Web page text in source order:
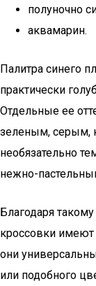
полуночно
аквамарин.
Палитра синего
практически
Отдельные ее
зеленым, серым,
необязательно
нежно-
Благодаря
кроссовки
они
или подобного